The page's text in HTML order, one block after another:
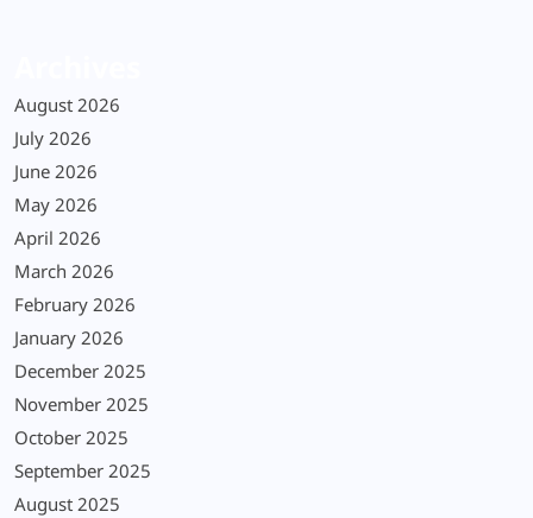
August 2026
July 2026
June 2026
May 2026
April 2026
March 2026
February 2026
January 2026
December 2025
November 2025
October 2025
September 2025
August 2025